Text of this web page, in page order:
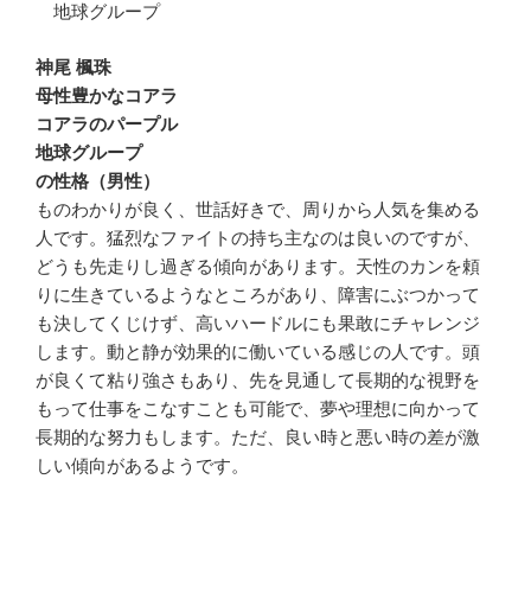
地球グループ
神尾 楓珠
母性豊かなコアラ
コアラのパープル
地球グループ
の性格（男性）
ものわかりが良く、世話好きで、周りから人気を集める
人です。猛烈なファイトの持ち主なのは良いのですが、
どうも先走りし過ぎる傾向があります。天性のカンを頼
りに生きているようなところがあり、障害にぶつかって
も決してくじけず、高いハードルにも果敢にチャレンジ
します。動と静が効果的に働いている感じの人です。頭
が良くて粘り強さもあり、先を見通して長期的な視野を
もって仕事をこなすことも可能で、夢や理想に向かって
長期的な努力もします。ただ、良い時と悪い時の差が激
しい傾向があるようです。